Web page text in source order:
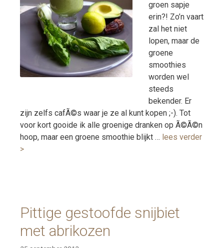
groen sapje
erin?! Zo’n vaart
zal het niet
lopen, maar de
groene
smoothies
worden wel
steeds
bekender. Er
zijn zelfs cafÃ©s waar je ze al kunt kopen ;-). Tot
voor kort gooide ik alle groenige dranken op Ã©Ã©n
hoop, maar een groene smoothie blijkt … lees verder
>
Pittige gestoofde snijbiet
met abrikozen